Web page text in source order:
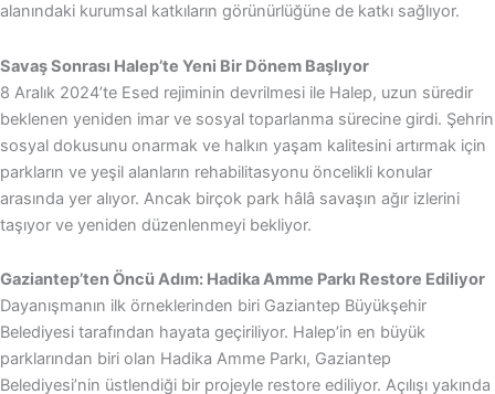
alanındaki kurumsal katkıların görünürlüğüne de katkı sağlıyor.
Savaş Sonrası Halep’te Yeni Bir Dönem Başlıyor
8 Aralık 2024’te Esed rejiminin devrilmesi ile Halep, uzun süredir
beklenen yeniden imar ve sosyal toparlanma sürecine girdi. Şehrin
sosyal dokusunu onarmak ve halkın yaşam kalitesini artırmak için
parkların ve yeşil alanların rehabilitasyonu öncelikli konular
arasında yer alıyor. Ancak birçok park hâlâ savaşın ağır izlerini
taşıyor ve yeniden düzenlenmeyi bekliyor.
Gaziantep’ten Öncü Adım: Hadika Amme Parkı Restore Ediliyor
Dayanışmanın ilk örneklerinden biri Gaziantep Büyükşehir
Belediyesi tarafından hayata geçiriliyor. Halep’in en büyük
parklarından biri olan Hadika Amme Parkı, Gaziantep
Belediyesi’nin üstlendiği bir projeyle restore ediliyor. Açılışı yakında